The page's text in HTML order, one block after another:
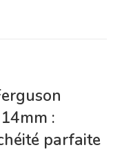
:
parfaite